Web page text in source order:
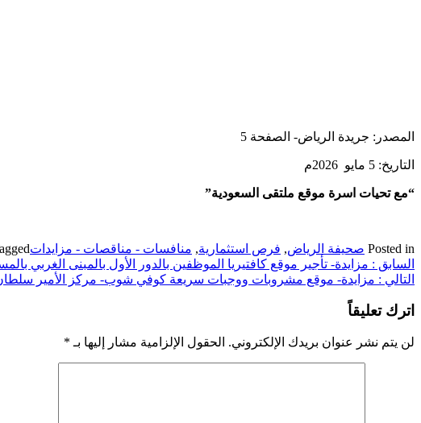
المصدر: جريدة الرياض- الصفحة 5
التاريخ: 5 مايو 2026م
“مع تحيات اسرة موقع ملتقى السعودية”
Posted in صحيفة الرياض, فرص استثمارية, منافسات - مناقصات - مزايدات
تصفّح
المقالات
السابق : مزايدة- تأجير موقع كافتيريا الموظفين بالدور الأول بالمبنى
التالي : مزايدة- موقع مشروبات ووجبات سريعة كوفي شوب- مركز الأمير
اترك تعليقاً
لن يتم نشر عنوان بريدك الإلكتروني. الحقول الإلزامية مشار إليها بـ *